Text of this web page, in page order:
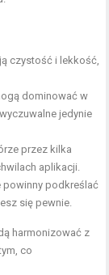
czystość i lekkość,
dominować w
jedynie
przez kilka
aplikacji.
powinny podkreślać
się pewnie.
harmonizować z
co